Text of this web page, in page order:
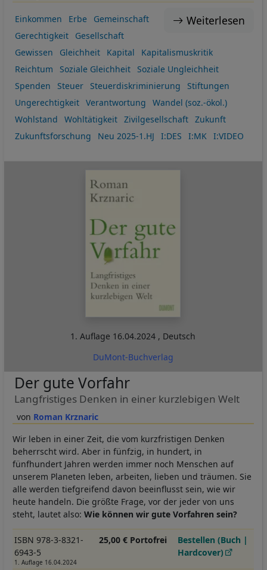
Weiterlesen
Einkommen Erbe
Gemeinschaft
Gerechtigkeit
Gesellschaft
Gewissen
Gleichheit Kapital
Kapitalismuskritik
Reichtum
Soziale Gleichheit
Soziale Ungleichheit
Spenden
Steuer Steuerdiskriminierung
Stiftungen
Ungerechtigkeit
Verantwortung
Wandel (soz.-ökol.)
Wohlstand
Wohltätigkeit Zivilgesellschaft
Zukunft
Zukunftsforschung
Neu 2025-1.HJ I:DES I:MK I:VIDEO
1. Auflage 16.04.2024 , Deutsch
DuMont-Buchverlag
Roman Krznaric
Der gute Vorfahr
Langfristiges Denken in einer kurzlebigen Welt
Wir leben in einer Zeit, die vom kurzfristigen Denken
beherrscht wird. Aber in fünfzig, in hundert, in
fünfhundert Jahren werden immer noch Menschen auf
unserem Planeten leben, arbeiten, lieben und träumen. Sie
alle werden tiefgreifend davon beeinflusst sein, wie wir
heute handeln. Die größte Frage, vor der jeder von uns
steht, lautet also: Wie können wir gute Vorfahren sein?
ISBN 978-3-8321-
6943-5
1. Auflage 16.04.2024
25,00 € Portofrei
Bestellen (Buch |
Hardcover)